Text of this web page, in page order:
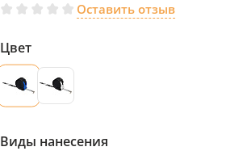
Оставить отзыв
Цвет
Виды нанесения